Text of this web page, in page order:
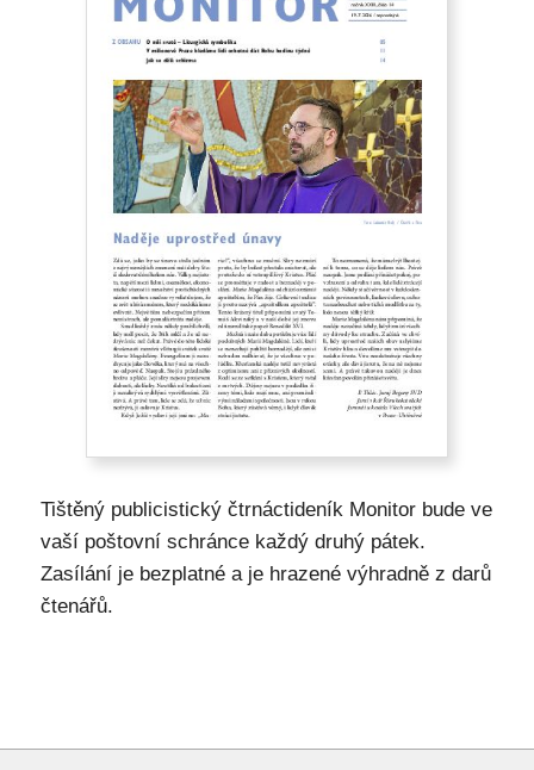
Tištěný publicistický čtrnáctideník Monitor bude ve
vaší poštovní schránce každý druhý pátek.
Zasílání je bezplatné a je hrazené výhradně z darů
čtenářů.